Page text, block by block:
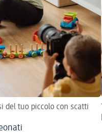
del tuo piccolo con scatti